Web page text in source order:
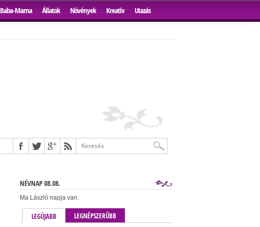
Baba-Mama Állatok Növények Kreatív Utazás
NÉVNAP 08.08.
Ma László napja van.
LEGÚJABB LEGNÉPSZERŰBB